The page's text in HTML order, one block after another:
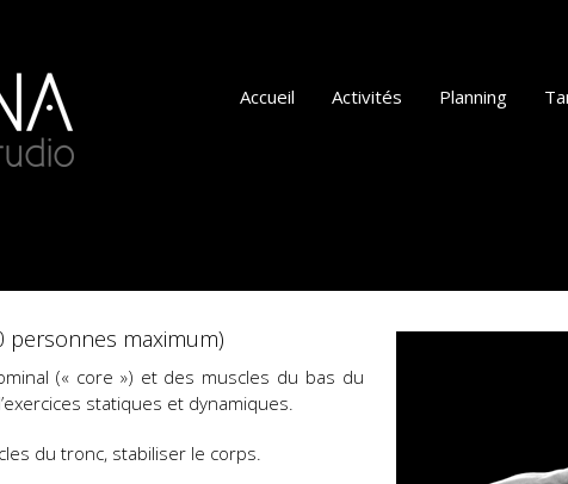
Accueil Activités Planning
personnes maximum)
(« core ») et des muscles du bas du
statiques et dynamiques.
du tronc, stabiliser le corps.